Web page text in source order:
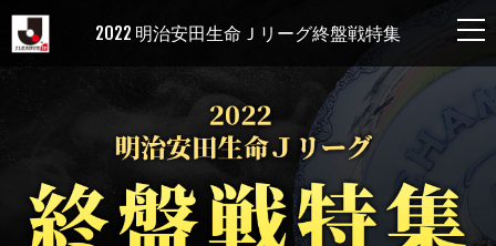
2022 明治安田生命Ｊリーグ終盤戦特集